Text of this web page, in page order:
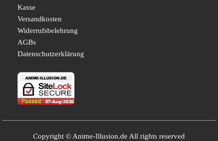
Kasse
Versandkosten
Widerrufsbelehrung
AGBs
Datenschutzerklärung
Copyright © Anime-Illusion.de All rights reserved